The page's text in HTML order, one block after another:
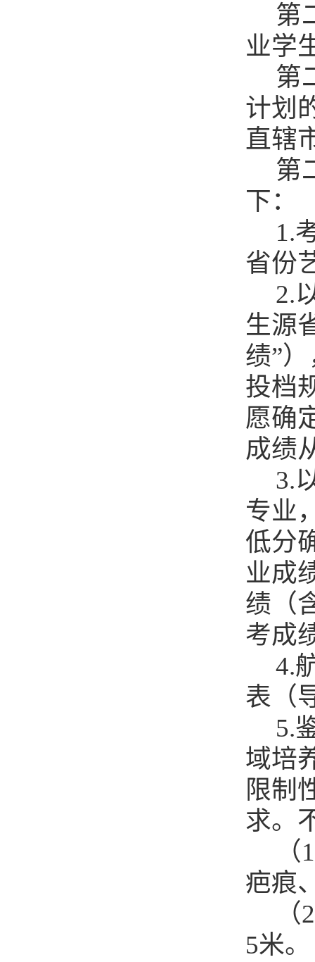
第
业学
第
计划
直辖
第
下：
1.
省份
2.
生源
绩”
投档
愿确
成绩
3.
专业
低分
业成
绩（
考成
4.
表（
5.
域培
限制
求。
（
疤痕
（2
5米。